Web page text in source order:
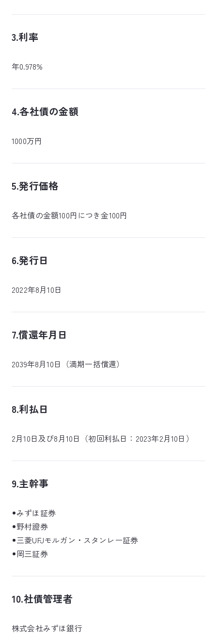
3.利率
年0.978%
4.各社債の金額
1000万円
5.発行価格
各社債の金額100円につき金100円
6.発行日
2022年8月10日
7.償還年月日
2039年8月10日（満期一括償還）
8.利払日
2月10日及び8月10日（初回利払日：2023年2月10日）
9.主幹事
みずほ証券
野村證券
三菱UFJモルガン・スタンレー証券
岡三証券
10.社債管理者
株式会社みずほ銀行